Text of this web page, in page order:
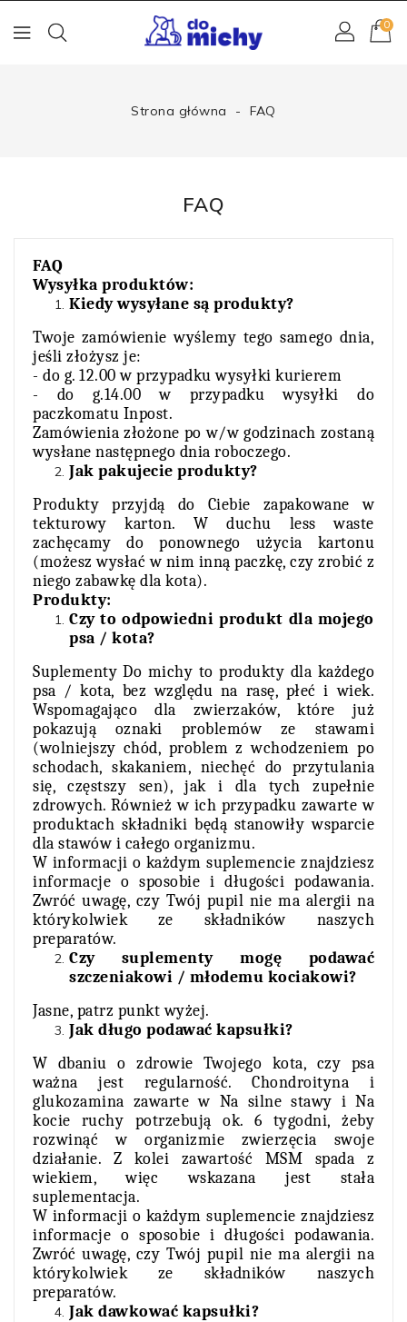
0
Strona główna FAQ
FAQ
FAQ
Wysyłka produktów:
Kiedy wysyłane są produkty?
Twoje zamówienie wyślemy tego samego dnia,
jeśli złożysz je:
- do g. 12.00 w przypadku wysyłki kurierem
- do g.14.00 w przypadku wysyłki do
paczkomatu Inpost.
Zamówienia złożone po w/w godzinach zostaną
wysłane następnego dnia roboczego.
Jak pakujecie produkty?
Produkty przyjdą do Ciebie zapakowane w
tekturowy karton. W duchu less waste
zachęcamy do ponownego użycia kartonu
(możesz wysłać w nim inną paczkę, czy zrobić z
niego zabawkę dla kota).
Produkty:
Czy to odpowiedni produkt dla mojego
psa / kota?
Suplementy Do michy to produkty dla każdego
psa / kota, bez względu na rasę, płeć i wiek.
Wspomagająco dla zwierzaków, które już
pokazują oznaki problemów ze stawami
(wolniejszy chód, problem z wchodzeniem po
schodach, skakaniem, niechęć do przytulania
się, częstszy sen), jak i dla tych zupełnie
zdrowych. Również w ich przypadku zawarte w
produktach składniki będą stanowiły wsparcie
dla stawów i całego organizmu.
W informacji o każdym suplemencie znajdziesz
informacje o sposobie i długości podawania.
Zwróć uwagę, czy Twój pupil nie ma alergii na
którykolwiek ze składników naszych
preparatów.
Czy suplementy mogę podawać
szczeniakowi / młodemu kociakowi?
Jasne, patrz punkt wyżej.
Jak długo podawać kapsułki?
W dbaniu o zdrowie Twojego kota, czy psa
ważna jest regularność. Chondroityna i
glukozamina zawarte w Na silne stawy i Na
kocie ruchy potrzebują ok. 6 tygodni, żeby
rozwinąć w organizmie zwierzęcia swoje
działanie. Z kolei zawartość MSM spada z
wiekiem, więc wskazana jest stała
suplementacja.
W informacji o każdym suplemencie znajdziesz
informacje o sposobie i długości podawania.
Zwróć uwagę, czy Twój pupil nie ma alergii na
którykolwiek ze składników naszych
preparatów.
Jak dawkować kapsułki?